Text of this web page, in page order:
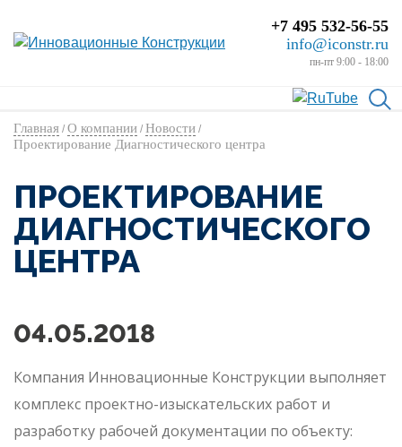
+7 495 532-56-55
info@iconstr.ru
пн-пт 9:00 - 18:00
Главная / О компании / Новости /
Проектирование Диагностического центра
ПРОЕКТИРОВАНИЕ
ДИАГНОСТИЧЕСКОГО
ЦЕНТРА
04.05.2018
Компания Инновационные Конструкции выполняет
комплекс проектно-изыскательских работ и
разработку рабочей документации по объекту: